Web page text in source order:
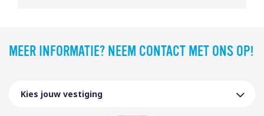
MEER INFORMATIE? NEEM CONTACT MET ONS OP!